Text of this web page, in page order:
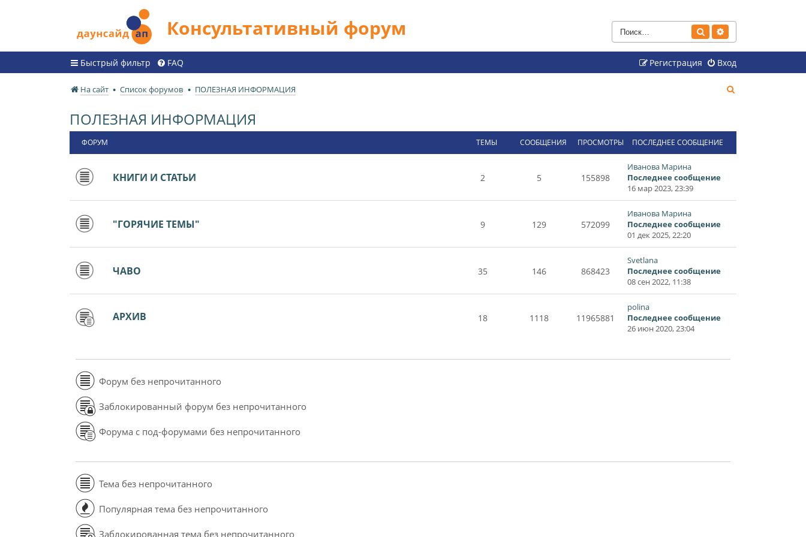
Консультативный форум Поиск
Быстрый фильтр FAQ Вход
Регистрация
На сайт Список форумов ПОЛЕЗНАЯ ИНФОРМАЦИЯ
с
ПОЛЕЗНАЯ ИНФОРМАЦИЯ
ФОРУМ ТЕМЫ СООБЩЕНИЯ ПРОСМОТРЫ ПОСЛЕДНЕЕ СООБЩЕНИЕ
КНИГИ И СТАТЬИ 2 5 155898
Иванова Марина
Последнее сообщение
16 мар 2023, 23:39
"ГОРЯЧИЕ ТЕМЫ" 9 129 572099
Иванова Марина
Последнее сообщение
01 дек 2025, 22:20
ЧАВО 35 146 868423
Svetlana
Последнее сообщение
08 сен 2022, 11:38
АРХИВ 18 1118 11965881
polina
Последнее сообщение
26 июн 2020, 23:04
Форум без непрочитанного
Заблокированный форум без непрочитанного
Форума с под-форумами без непрочитанного
Тема без непрочитанного
Популярная тема без непрочитанного
Заблокированная тема без непрочитанного